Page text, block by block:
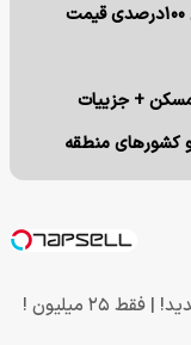
عقب‌نشینی سازندگان از بازار مسکن/ افزایش ۱۰۰درصدی قیمت
مسکن + جزییات
کشورهای منطقه
۲۵ میلیون !